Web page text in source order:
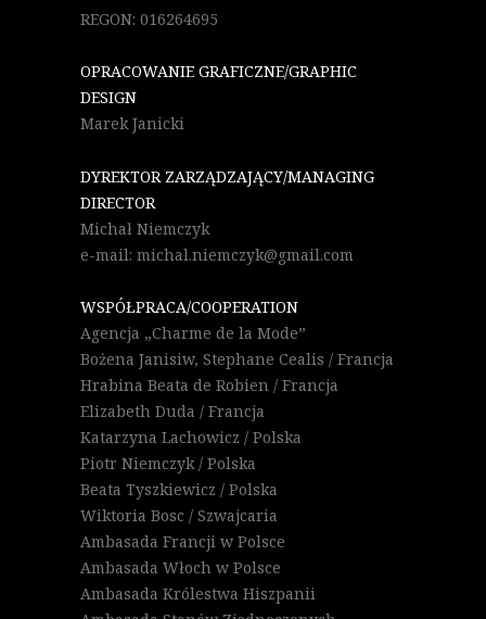
REGON: 016264695
OPRACOWANIE GRAFICZNE/GRAPHIC
DESIGN
Marek Janicki
DYREKTOR ZARZĄDZAJĄCY/MANAGING
DIRECTOR
Michał Niemczyk
e-mail: michal.niemczyk@gmail.com
WSPÓŁPRACA/COOPERATION
Agencja „Charme de la Mode”
Bożena Janisiw, Stephane Cealis / Francja
Hrabina Beata de Robien / Francja
Elizabeth Duda / Francja
Katarzyna Lachowicz / Polska
Piotr Niemczyk / Polska
Beata Tyszkiewicz / Polska
Wiktoria Bosc / Szwajcaria
Ambasada Francji w Polsce
Ambasada Włoch w Polsce
Ambasada Królestwa Hiszpanii